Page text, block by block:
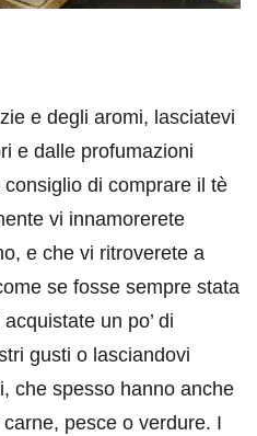
e degli aromi, lasciatevi
e dalle profumazioni
di comprare il tè
vi innamorerete
e che vi ritroverete a
se fosse sempre stata
un po’ di
gusti o lasciandovi
che spesso hanno anche
pesce o verdure. I